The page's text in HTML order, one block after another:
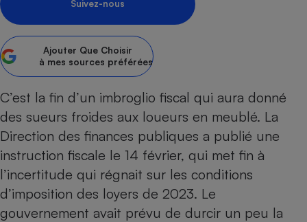
Suivez-nous
Ajouter Que Choisir
à mes sources préférées
C’est la fin d’un imbroglio fiscal qui aura donné
des sueurs froides aux loueurs en meublé. La
Direction des finances publiques a publié une
instruction fiscale le 14 février, qui met fin à
l’incertitude qui régnait sur les conditions
d’imposition des loyers de 2023. Le
gouvernement avait prévu de durcir un peu la
bouteille
Banque
Petit électroménager -
Lave-linge
Téléviseur
Matelas
Antimoustique